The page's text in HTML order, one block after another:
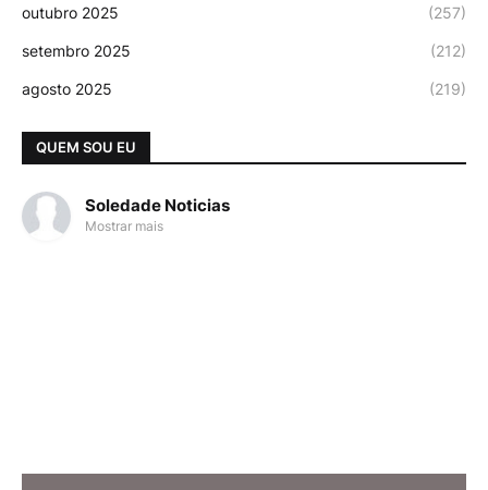
outubro 2025 (257)
setembro 2025 (212)
agosto 2025 (219)
QUEM SOU EU
Soledade Noticias
Mostrar mais